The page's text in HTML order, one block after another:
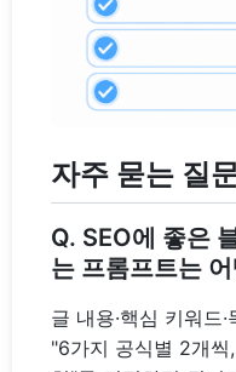
자주 묻는 질
Q. SEO에 좋은
는 프롬프트는
글 내용·핵심 키워드
"6가지 공식별 2개